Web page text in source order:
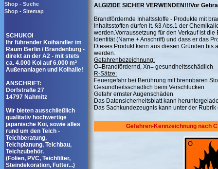
Shop - Suche
Shop - Sitemap
SCHUKOI
Ihr führender Koihändler im
Raum Berlin / Brandenburg -
direkt an der A2 - mit stets
ca. 4.000 Koi auf 6.000 m²
Außenanlagen und Koihalle!
ANSCHRIFT:
Dorfstraße 27
14797 Nahmitz
Wir bieten ausschließlich
qualitativ hochwertige
japanische Koi, sowie alles
rund um den Teich -
Teichberatung,
Teichplanung, Teichbau,
Teichzubehör.
(Folien, PVC, Teichfilter,
Steindekoration, Futter...)
ALGIZIDE SICHER VERWENDEN!!!Vor
Brandfördernde Inhaltsstoffe - Produkte mit
Inhaltsstoffen dürfen lt. §3 Abs.1 der
werden.Vorraussetzung für den Verkauf ist
Identität (Name + Anschrift) und dass er das
Dieses Produkt kann aus diesen Gründen
werden.
Gefahrenbezeichnung:
O=Brandfördernd, Xn= gesundheitsschädlich
R-Sätze:
Feuergefahr bei Berührung mit brennbaren
Gesundheitsschädlich beim Verschlucken
Gefahr ernster Augenschäden
Das Datensicherheitsblatt kann
Das Sachkundezeugnis kann unter der Rubrik
Gefahren-Kennzeichnung nach